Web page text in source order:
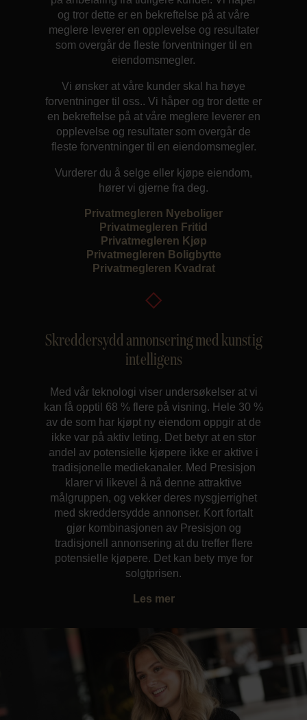
og tror dette er en bekreftelse på at våre
meglere leverer en opplevelse og resultater
som overgår de fleste forventninger til en
eiendomsmegler.
Vi ønsker at våre kunder skal ha høye
forventninger til oss.. Vi håper og tror dette er
en bekreftelse på at våre meglere leverer en
opplevelse og resultater som overgår de
fleste forventninger til en eiendomsmegler.
Vurderer du å selge eller kjøpe eiendom,
hører vi gjerne fra deg.
Privatmegleren Nyeboliger
Privatmegleren Fritid
Privatmegleren Kjøp
Privatmegleren Boligbytte
Privatmegleren Kvadrat
Skreddersydd annonsering med kunstig
intelligens
Med vår teknologi viser undersøkelser at vi
kan få opptil 68 % flere på visning. Hele 30 %
av de som har kjøpt ny eiendom oppgir at de
ikke var på aktiv leting. Det betyr at en stor
andel av potensielle kjøpere ikke er aktive i
tradisjonelle mediekanaler. Med Presisjon
klarer vi likevel å nå denne attraktive
målgruppen, og vekker deres nysgjerrighet
med skreddersydde annonser. Kort fortalt
gjør kombinasjonen av Presisjon og
tradisjonell annonsering at du treffer flere
potensielle kjøpere. Det kan bety mye for
solgtprisen.
Les mer